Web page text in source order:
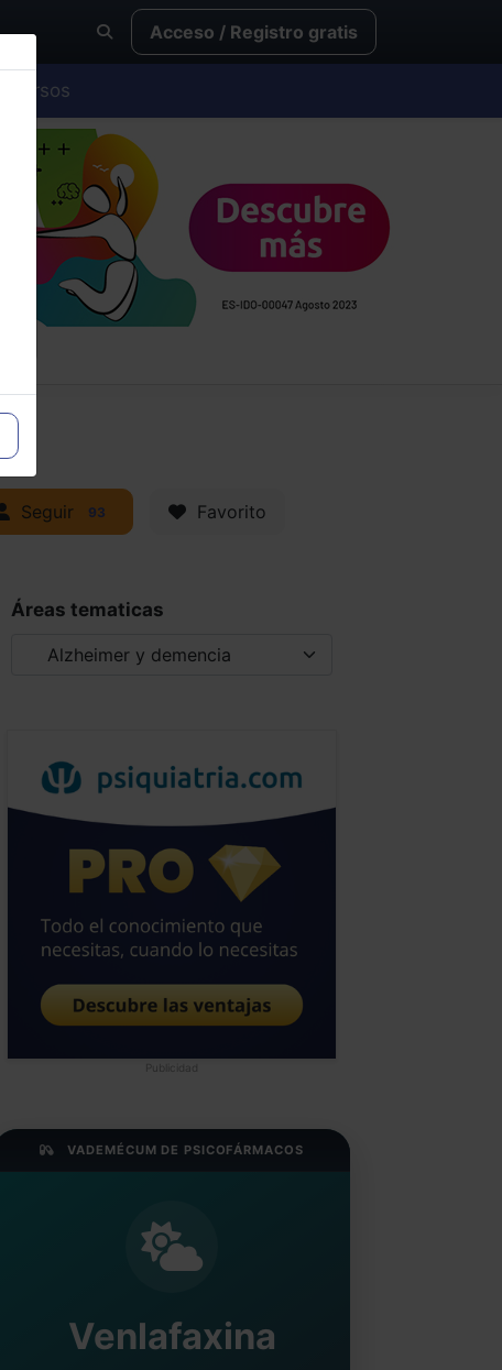
Acceso / Registro gratis
Cursos
Seguir 93 Favorito
Áreas tematicas
Publicidad
VADEMÉCUM DE PSICOFÁRMACOS
Venlafaxina